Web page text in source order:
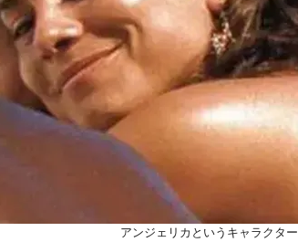
アンジェリカというキャラクター